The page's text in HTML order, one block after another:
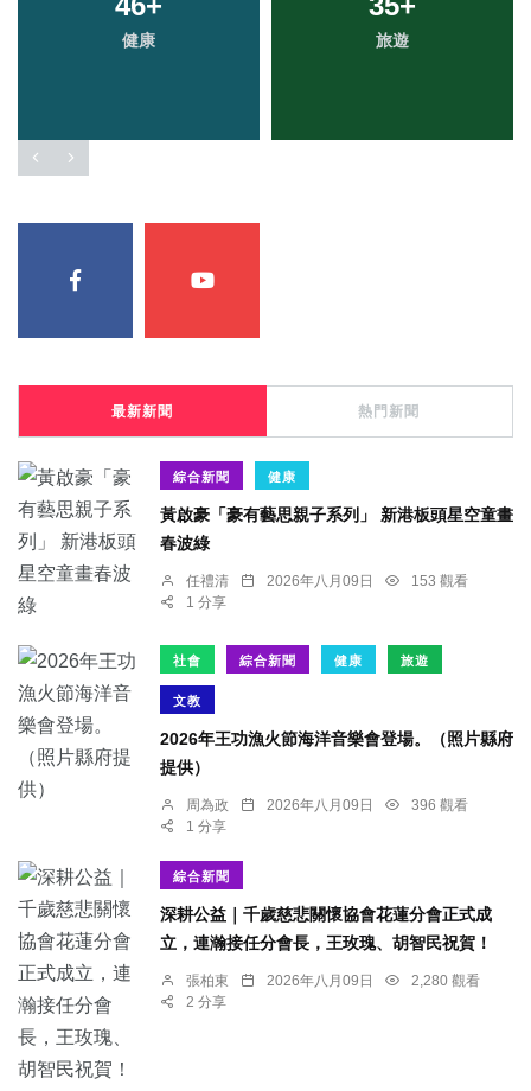
健康 旅遊
文教 綜合新聞
最新新聞 熱門新聞
綜合新聞 健康
黃啟豪「豪有藝思親子系列」 新港板頭星空童畫
春波綠
任禮清 2026年八月09日
153 觀看
1 分享
社會 綜合新聞 健康 旅遊
文教
2026年王功漁火節海洋音樂會登場。（照片縣府
提供）
周為政 2026年八月09日
396 觀看
1 分享
綜合新聞
深耕公益｜千歲慈悲關懷協會花蓮分會正式成
立，連瀚接任分會長，王玫瑰、胡智民祝賀！
張柏東 2026年八月09日
2,280 觀看
2 分享